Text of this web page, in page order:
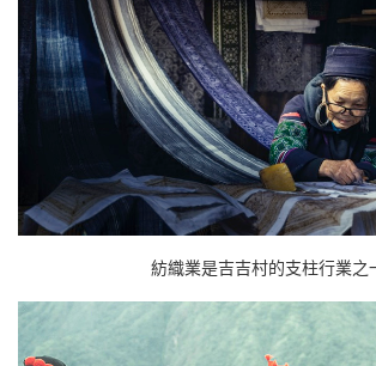
紡織業是吉吉村的支柱行業之